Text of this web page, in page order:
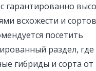
с гарантированно
всхожести и
посетить
раздел,
гибриды и сорта